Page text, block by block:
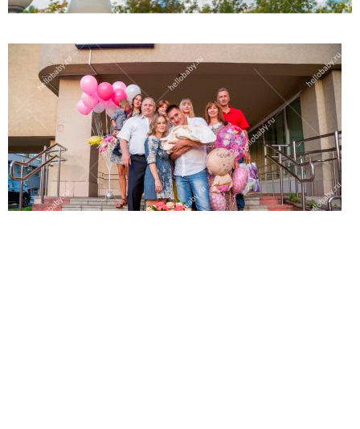
(работает только если на устройстве установлен указанный
мессенджер)
Ваше имя:*
Имя мужа:*
Его телефон:*